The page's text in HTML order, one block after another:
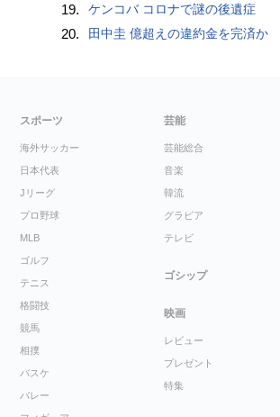
19. ケンコバ コロナで謎の後遺症
20. 田中圭 億超えの違約金を完済か
スポーツ
海外サッカー
日本代表
Jリーグ
プロ野球
MLB
ゴルフ
テニス
格闘技
競馬
相撲
バスケ
バレー
芸能
芸能総合
音楽
韓流
グラビア
テレビ
ゴシップ
映画
レビュー
プレゼント
特集